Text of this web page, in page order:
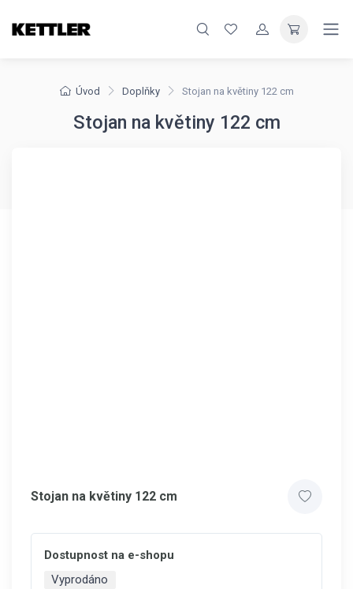
Úvod Doplňky Stojan na květiny 122 cm
Stojan na květiny 122 cm
Stojan na květiny 122 cm
Dostupnost na e-shopu
Vyprodáno